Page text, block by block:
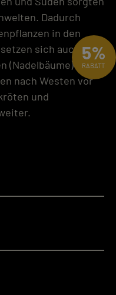
Dadurch
in den
sich auch die
(Nadelbäume)
nach Westen vor
und
5%
RABATT